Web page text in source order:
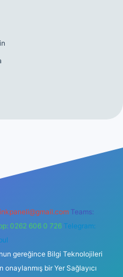
Teams:
0262 606 0 726 Telegram:
gereğince Bilgi Teknolojileri
bir Yer Sağlayıcı